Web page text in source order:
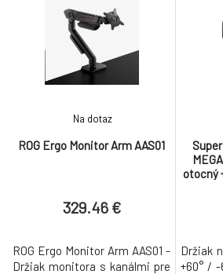
Režim
RGB
ROG Ergo Monitor Arm AAS01
Na dotaz
329.46 €
ROG Ergo Monitor Arm AAS01 -
Držiak monitora s kanálmi pre
otocný
Držiak
+60° / -